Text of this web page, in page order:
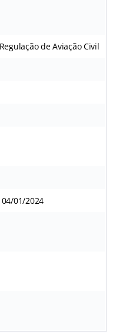
de Aviação Civil
01/2024